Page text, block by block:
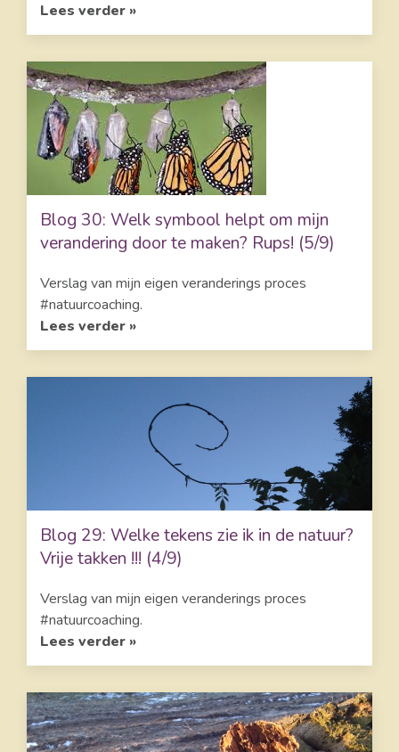
Lees verder »
Blog 30: Welk symbool helpt om mijn
verandering door te maken? Rups! (5/9)
Verslag van mijn eigen veranderings proces
#natuurcoaching.
Lees verder »
Blog 29: Welke tekens zie ik in de natuur?
Vrije takken !!! (4/9)
Verslag van mijn eigen veranderings proces
#natuurcoaching.
Lees verder »